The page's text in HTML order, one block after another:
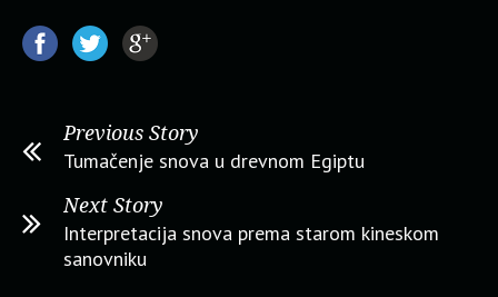
Previous Story
Tumačenje snova u drevnom Egiptu
Next Story
Interpretacija snova prema starom kineskom
sanovniku